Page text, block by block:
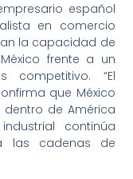
español
en comercio
la capacidad de
frente a un
“El
que México
de América
continúa
las cadenas de